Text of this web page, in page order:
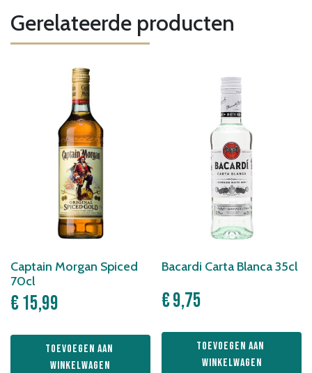
Gerelateerde producten
Captain Morgan Spiced
70cl
€15,99
Toevoegen aan
winkelwagen
Bacardi Carta Blanca 35cl
€9,75
Toevoegen aan
winkelwagen